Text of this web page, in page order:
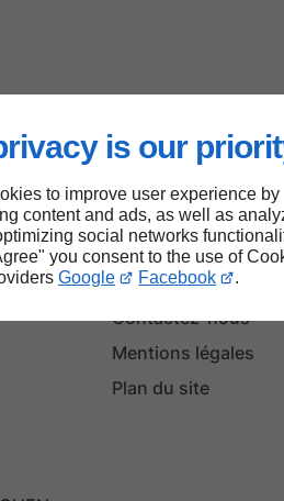
is our
to improve user experience by
content and ads, as well as
social networks
you consent to the use of
Google Facebook .
Accueil
Contactez-nous
Mentions légales
Plan du site